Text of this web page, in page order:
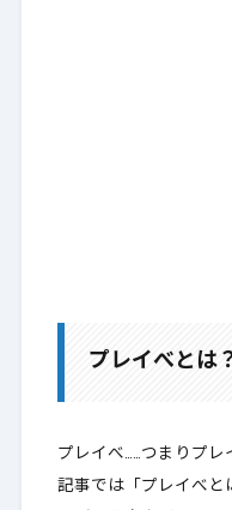
プレイべとは
プレイべ……つまりプ
記事では「プレイべと